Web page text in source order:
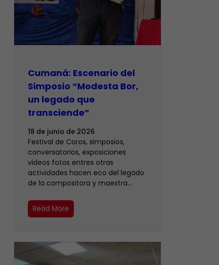
Cumaná: Escenario del
Simposio “Modesta Bor,
un legado que
transciende”
18 de junio de 2026
Festival de Coros, simposios,
conversatorios, exposiciones
videos fotos entres otras
actividades hacen eco del legado
de la compositora y maestra…
Read More